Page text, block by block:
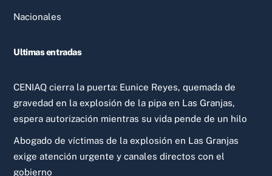
Nacionales
Ultimas entradas
CENIAQ cierra la puerta: Eunice Reyes, quemada de
gravedad en la explosión de la pipa en Las Granjas,
espera autorización mientras su vida pende de un hilo
Abogado de víctimas de la explosión en Las Granjas
exige atención urgente y canales directos con el
gobierno